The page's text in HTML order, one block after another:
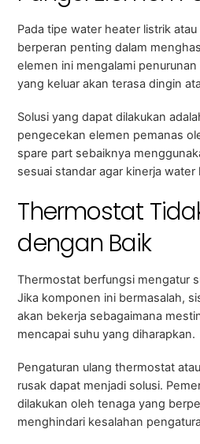
Pada tipe water heater listrik
berperan penting dalam
elemen ini mengalami
yang keluar akan terasa dingin
Solusi yang dapat dilakukan
pengecekan elemen pemanas
spare part sebaiknya
sesuai standar agar kinerja
Thermostat
dengan Baik
Thermostat berfungsi mengatur
Jika komponen ini bermasalah,
akan bekerja sebagaimana
mencapai suhu yang diharapkan.
Pengaturan ulang thermostat
rusak dapat menjadi solusi.
dilakukan oleh tenaga yang
menghindari kesalahan